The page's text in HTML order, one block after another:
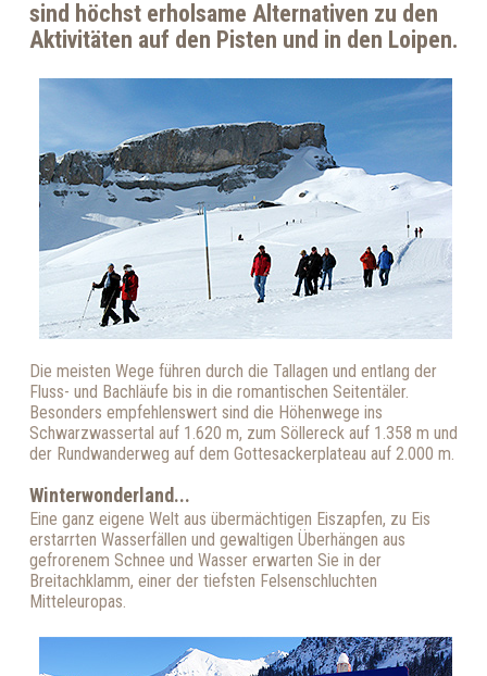
sind höchst erholsame Alternativen zu den
Aktivitäten auf den Pisten und in den Loipen.
Die meisten Wege führen durch die Tallagen und entlang der
Fluss- und Bachläufe bis in die romantischen Seitentäler.
Besonders empfehlenswert sind die Höhenwege ins
Schwarzwassertal auf 1.620 m, zum Söllereck auf 1.358 m und
der Rundwanderweg auf dem Gottesackerplateau auf 2.000 m
Winterwonderland...
Eine ganz eigene Welt aus übermächtigen Eiszapfen, zu Eis
erstarrten Wasserfällen und gewaltigen Überhängen aus
gefrorenem Schnee und Wasser erwarten Sie in der
Breitachklamm, einer der tiefsten Felsenschluchten
Mitteleuropas.